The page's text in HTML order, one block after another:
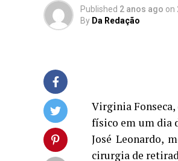
Published 2 anos ago on
By Da Redação
Virginia Fonseca,
físico em um dia
José Leonardo,
cirurgia de